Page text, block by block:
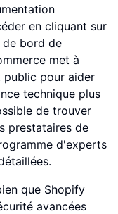
en cliquant sur
de bord de
met à
pour aider
technique plus
de trouver
prestataires de
d'experts
que Shopify
avancées